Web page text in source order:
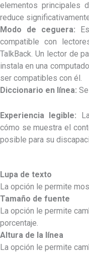
elementos principales
reduce
Modo de ceguera:
compatible con
TalkBack. Un lector de
instala en una
ser compatibles con él.
Diccionario en línea:
Experiencia legible:
cómo se muestra el
posible para su
Lupa de texto
La opción le permite
Tamaño de fuente
La opción le permite
porcentaje.
Altura de la línea
La opción le permite